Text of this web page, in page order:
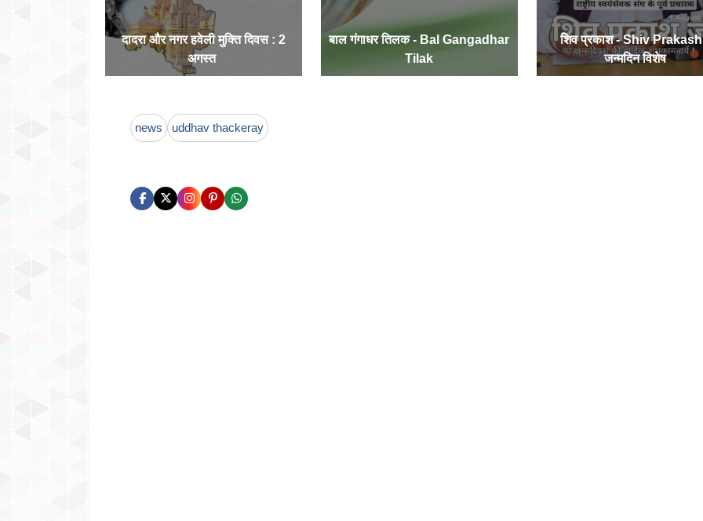
दादरा और नगर हवेली मुक्ति दिवस : 2
अगस्त
बाल गंगाधर तिलक - Bal Gangadhar
Tilak
शिव प्रकाश - Shiv
जन्मदिन विशेष
news uddhav thackeray